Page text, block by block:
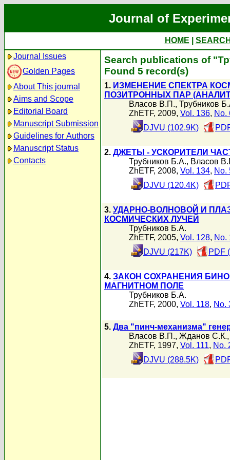
Journal of
HOME
Journal Issues
Golden Pages
About This journal
Aims and Scope
Editorial Board
Manuscript Submission
Guidelines for Authors
Manuscript Status
Contacts
Search publications of
Found 5 record(s)
1. ИЗМЕНЕНИЕ СПЕКТРА
ПОЗИТРОННЫХ ПАР
Власов В.П., Трубников
ZhETF, 2009, Vol. 136, No.
DJVU (102.9K)
2. ДЖЕТЫ - УСКОРИТЕЛИ
Трубников Б.А., Власов
ZhETF, 2008, Vol. 134, No.
DJVU (120.4K)
3. УДАРНО-ВОЛНОВОЙ И
КОСМИЧЕСКИХ ЛУЧЕЙ
Трубников Б.А.
ZhETF, 2005, Vol. 128, No.
DJVU (217K)
PDF
4. ЗАКОН СОХРАНЕНИЯ
МАГНИТНОМ ПОЛЕ
Трубников Б.А.
ZhETF, 2000, Vol. 118, No.
5. Два "пинч-механизма"
Власов В.П., Жданов С.К.
ZhETF, 1997, Vol. 111, No.
DJVU (288.5K)